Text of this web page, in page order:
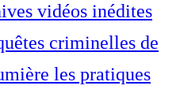
vidéos inédites
criminelles de
les pratiques